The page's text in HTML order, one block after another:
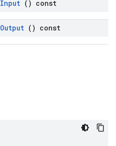
Input () const
Output () const